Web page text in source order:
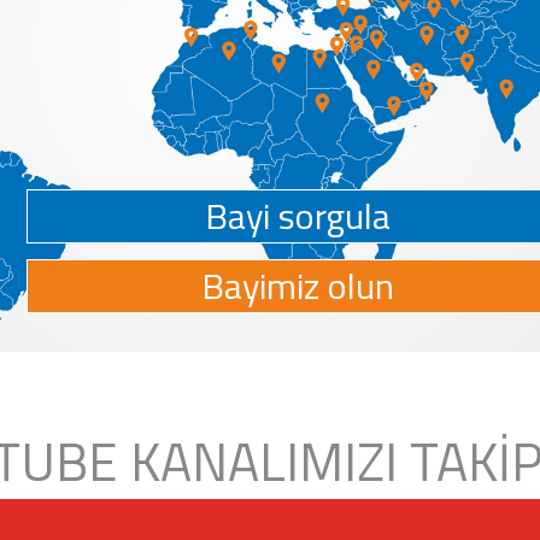
Bayi sorgula
Bayimiz olun
KANALIMIZI